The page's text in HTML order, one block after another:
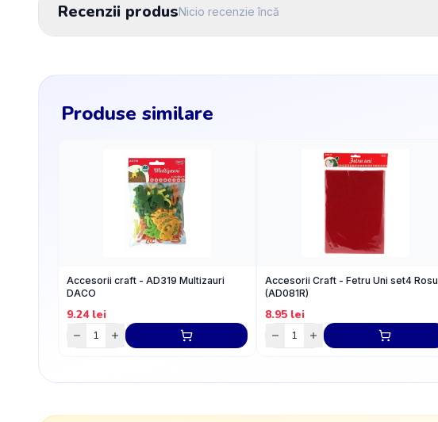
Recenzii produsNicio recenzie încă
Produse similare
Accesorii craft - AD319 Multizauri
DACO
9.24lei
Accesorii Craft - Fetru Uni set4 Rosu
(AD081R)
8.95 lei